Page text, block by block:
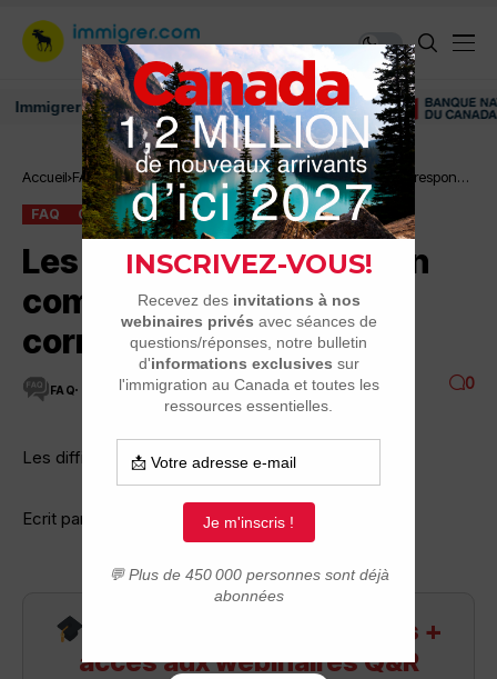
au Canada: ressources et conseils
Accueil FAQ Les difficultés d’ouvrir un compte…adresse ne correspondu
plus.
FAQ OUVRIR UN COMPTE BANCAIRE
Les difficultés d’ouvrir un
compte…adresse ne
correspondu plus.
FAQ 17 MINUTES DE LECTURE 3.3K VUES 0
Les difficultés d’ouvrir un compte…
Ecrit par: Seelab 25-10 à 16:04
Recevez infos exclusives +
accès aux webinaires Q&R